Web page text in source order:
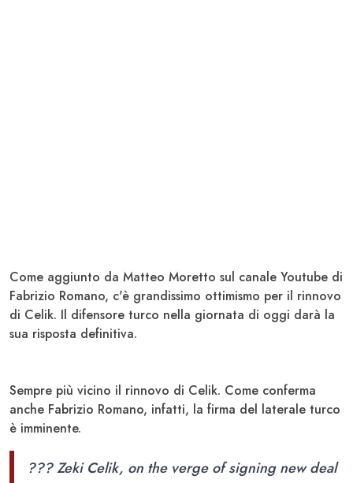
Come aggiunto da Matteo Moretto sul canale Youtube di
Fabrizio Romano, c'è grandissimo ottimismo per il rinnovo
di Celik. Il difensore turco nella giornata di oggi darà la
sua risposta definitiva.
Sempre più vicino il rinnovo di Celik. Come conferma
anche Fabrizio Romano, infatti, la firma del laterale turco
è imminente.
??? Zeki Celik, on the verge of signing new deal